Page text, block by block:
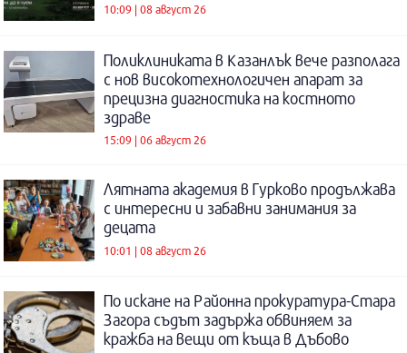
10:09 | 08 август 26
Поликлиниката в Казанлък вече разполага
с нов високотехнологичен апарат за
прецизна диагностика на костното
здраве
15:09 | 06 август 26
Лятната академия в Гурково продължава
с интересни и забавни занимания за
децата
10:01 | 08 август 26
По искане на Районна прокуратура-Стара
Загора съдът задържа обвиняем за
кражба на вещи от къща в Дъбово